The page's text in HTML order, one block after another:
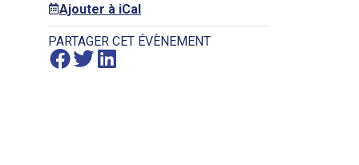
Ajouter à iCal
PARTAGER CET ÉVÈNEMENT